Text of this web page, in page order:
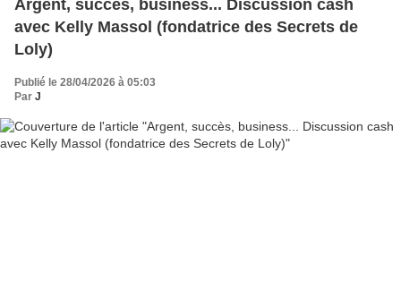
Argent, succès, business... Discussion cash
avec Kelly Massol (fondatrice des Secrets de
Loly)
Publié le 28/04/2026 à 05:03
Par J